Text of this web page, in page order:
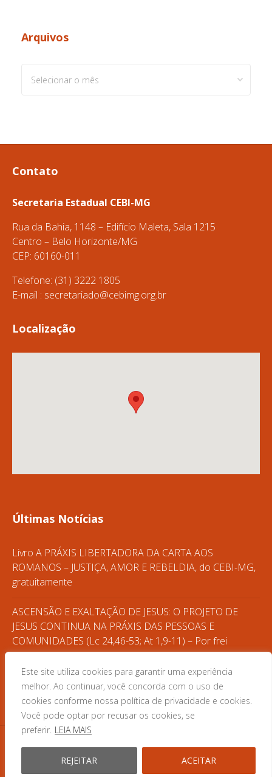
Este site utiliza cookies para garantir uma experiência
melhor. Ao continuar, você concorda com o uso de
cookies conforme nossa política de privacidade e cookies.
Você pode optar por recusar os cookies, se
preferir. LEIA MAIS
REJEITAR ACEITAR
Arquivos
Contato
Secretaria Estadual CEBI-MG
Rua da Bahia, 1148 – Edifício Maleta, Sala 1215
Centro – Belo Horizonte/MG
CEP: 60160-011
Telefone: (31) 3222 1805
E-mail : secretariado@cebimg.org.br
Localização
Últimas Notícias
Livro A PRÁXIS LIBERTADORA DA CARTA AOS
ROMANOS – JUSTIÇA, AMOR E REBELDIA, do CEBI-MG,
gratuitamente
ASCENSÃO E EXALTAÇÃO DE JESUS: O PROJETO DE
JESUS CONTINUA NA PRÁXIS DAS PESSOAS E
COMUNIDADES (Lc 24,46-53; At 1,9-11) – Por frei
Gilvander
CASA DO POVO – FORMAÇÃO POPULAR
© 2025 CEBI MG · Desenvolvido por Zwei Arts.